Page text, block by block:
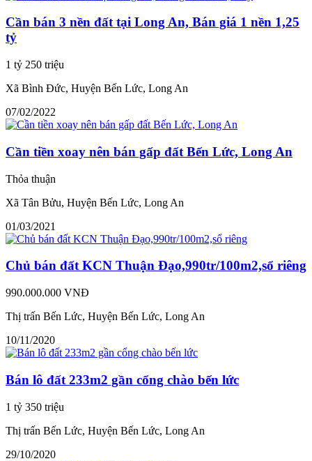
Cần bán 3 nền đất tại Long An, Bán giá 1 nền 1,25
tỷ
1 tỷ 250 triệu
Xã Bình Đức, Huyện Bến Lức, Long An
07/02/2022
Cần tiền xoay nên bán gấp đất Bến Lức, Long An
Thỏa thuận
Xã Tân Bửu, Huyện Bến Lức, Long An
01/03/2021
Chủ bán đất KCN Thuận Đạo,990tr/100m2,sổ riêng
990.000.000 VNĐ
Thị trấn Bến Lức, Huyện Bến Lức, Long An
10/11/2020
Bán lô đất 233m2 gần cổng chào bến lức
1 tỷ 350 triệu
Thị trấn Bến Lức, Huyện Bến Lức, Long An
29/10/2020